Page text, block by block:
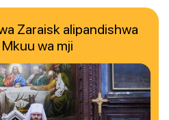
Zaraisk alipandishwa
wa mji